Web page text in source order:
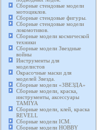
Сборные стендовые модели
мотоциклов.
Сборные стендовые фигуры.
Сборные стендовые модели
локомотивов.
Сборные модели космической
техники
Сборные модели Звездные
войны
Инструменты для
моделистов
Окрасочные маски для
моделей Звезда.
Сборные модели «ЗВЕЗДА»
Сборные модели, краска,
инструменты, аксессуары
TAMIYA
Сборные модели, клей, краска
REVELL
Сборные модели ICM.
Сборные модели HOBBY